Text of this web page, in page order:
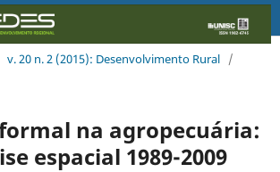
v. 20 n. 2 (2015): Desenvolvimento Rural /
na agropecuária:
espacial 1989-2009